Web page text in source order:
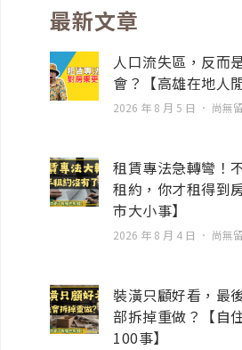
b
o
o
k
e
a
m
p
e
最新文章
人口流失區，反而
會？【高雄在地人閒
2026 年 8 月 5 日 尚無
租賃專法急轉彎！
租約，你才租得到
市大小事】
2026 年 8 月 4 日 尚無
裝潢只顧好看，最
部拆掉重做？【自
100事】